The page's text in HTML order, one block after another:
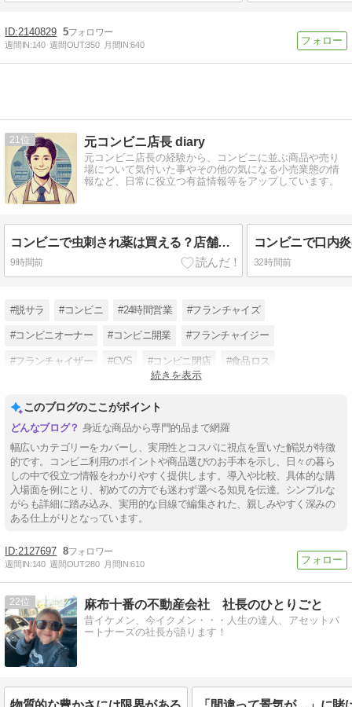
2140829 5
週間IN:140 週間OUT:350 月間IN:640
21 元コンビニ店長 diary
元コンビニ店長の経験から、コンビニに並ぶ商品や売り
場について気付いた事やその他の気になる小売業態の情
報など、日常に役立つ有益情報等をアップしています。
コンビニで虫刺され薬は買える？店舗別の取扱い・深夜の探し方と選び方
9時間前 32時間前
#脱サラ #コンビニ #24時間営業 #フランチャイズ
#コンビニオーナー #コンビニ開業 #フランチャイジー
#フランチャイザー #CVS #コンビニ閉店 #食品ロス
続きを表示
このブログのここがポイント
身近な商品から専門的品まで網羅
幅広いカテゴリーをカバーし、実用性とコスパに視点を置いた解説が特徴
的です。コンビニ利用のポイントや商品選びのお手本を示し、日々の暮ら
しの中で役立つ情報をわかりやすく提供します。導入や比較、具体的な購
入場面を例にとり、初めての方でも迷わず選べる知見を伝達。シンプルな
がらも詳細に踏み込み、実用的な目線で編集された、親しみやすく深みの
ある仕上がりとなっています。
2127697 8
週間IN:140 週間OUT:280 月間IN:610
22 麻布十番の不動産会社 社長のひとりごと
昔イケメン、今イクメン・・・人生の達人、アセットパ
ートナーズの社長が語ります！